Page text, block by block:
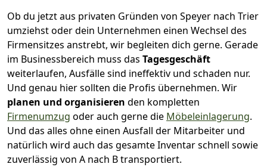
Ob du jetzt aus privaten Gründen von Speyer nach Trier
umziehst oder dein Unternehmen einen Wechsel des
Firmensitzes anstrebt, wir begleiten dich gerne. Gerade
im Businessbereich muss das Tagesgeschäft
weiterlaufen, Ausfälle sind ineffektiv und schaden nur.
Und genau hier sollten die Profis übernehmen. Wir
planen und organisieren den kompletten
Firmenumzug oder auch gerne die Möbeleinlagerung.
Und das alles ohne einen Ausfall der Mitarbeiter und
natürlich wird auch das gesamte Inventar schnell sowie
zuverlässig von A nach B transportiert.